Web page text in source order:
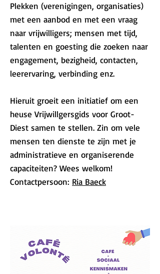
Plekken (verenigingen, organisaties)
met een aanbod en met een vraag
naar vrijwilligers; mensen met tijd,
talenten en goesting die zoeken naar
engagement, bezigheid, contacten,
leerervaring, verbinding enz.
Hieruit groeit een initiatief om een
heuse Vrijwillgersgids voor Groot-
Diest samen te stellen. Zin om vele
mensen ten dienste te zijn met je
administratieve en organiserende
capaciteiten? Wees welkom!
Contactpersoon: Ria Baeck